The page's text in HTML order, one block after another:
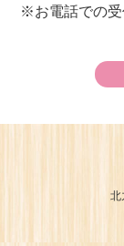
お電話での
北